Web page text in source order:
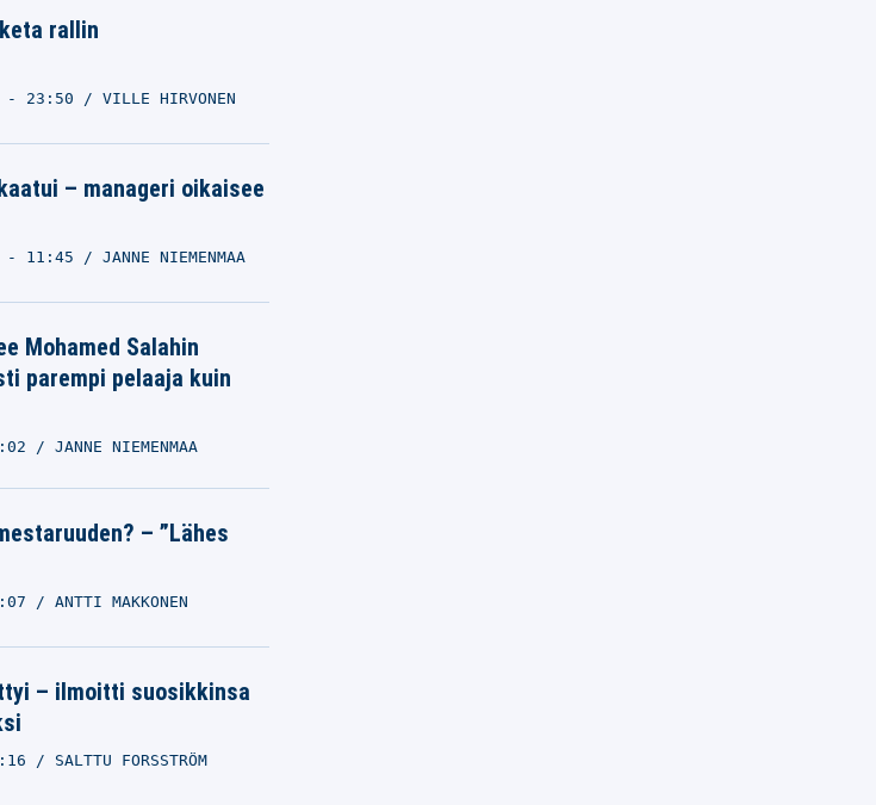
rallin
- 23:50 VILLE HIRVONEN
– manageri oikaisee
- 11:45 JANNE NIEMENMAA
Mohamed Salahin
parempi pelaaja kuin
JANNE NIEMENMAA
– ”Lähes
ANTTI MAKKONEN
– ilmoitti suosikkinsa
SALTTU FORSSTRÖM